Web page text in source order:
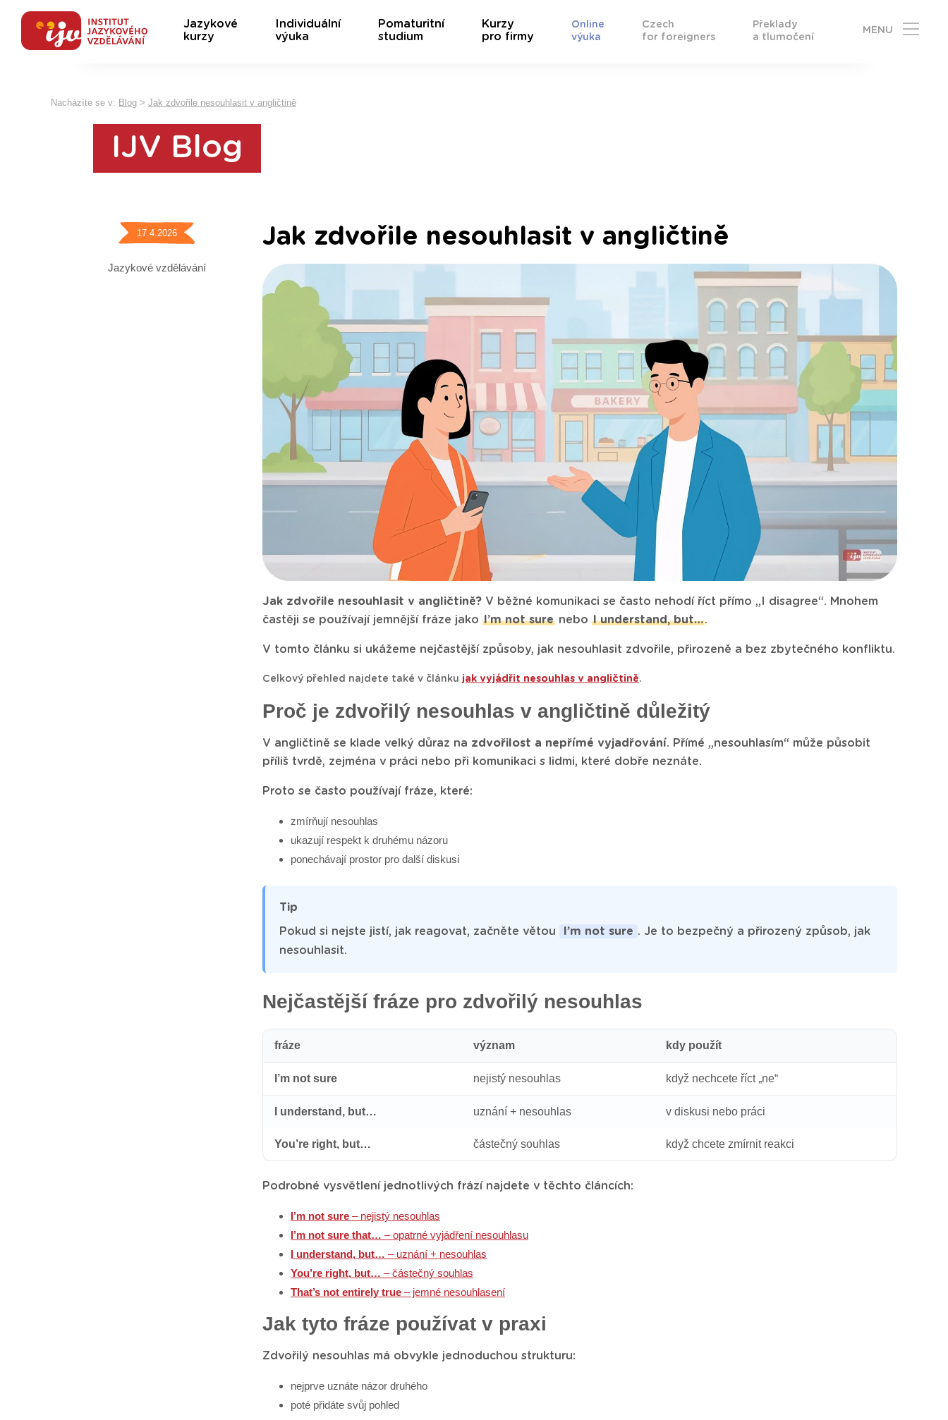
Jazykové
kurzy
Individuální
výuka
Pomaturitní
studium
Kurzy
pro firmy
Online
výuka
Czech
for foreigners
Překlady
a tlumočení
MENU
Nacházíte se v: Blog > Jak zdvořile nesouhlasit v angličtině
IJV Blog
Jak zdvořile nesouhlasit v angličtině
17.4.2026
Jazykové vzdělávání
Jak zdvořile nesouhlasit v angličtině? V běžné komunikaci se často nehodí říct přímo „I disagree“. Mnohem
častěji se používají jemnější fráze jako I’m not sure nebo I understand, but….
V tomto článku si ukážeme nejčastější způsoby, jak nesouhlasit zdvořile, přirozeně a bez zbytečného konfliktu.
Celkový přehled najdete také v článku jak vyjádřit nesouhlas v angličtině.
Proč je zdvořilý nesouhlas v angličtině důležitý
V angličtině se klade velký důraz na zdvořilost a nepřímé vyjadřování. Přímé „nesouhlasím“ může působit
příliš tvrdě, zejména v práci nebo při komunikaci s lidmi, které dobře neznáte.
Proto se často používají fráze, které:
zmírňují nesouhlas
ukazují respekt k druhému názoru
ponechávají prostor pro další diskusi
Tip
Pokud si nejste jistí, jak reagovat, začněte větou I’m not sure . Je to bezpečný a přirozený způsob, jak
nesouhlasit.
Nejčastější fráze pro zdvořilý nesouhlas
fráze význam kdy použít
I’m not sure nejistý nesouhlas když nechcete říct „ne“
I understand, but… uznání + nesouhlas v diskusi nebo práci
You’re right, but… částečný souhlas když chcete zmírnit reakci
Podrobné vysvětlení jednotlivých frází najdete v těchto článcích:
I’m not sure – nejistý nesouhlas
I’m not sure that… – opatrné vyjádření nesouhlasu
I understand, but… – uznání + nesouhlas
You’re right, but… – částečný souhlas
That’s not entirely true – jemné nesouhlasení
Jak tyto fráze používat v praxi
Zdvořilý nesouhlas má obvykle jednoduchou strukturu:
nejprve uznáte názor druhého
poté přidáte svůj pohled